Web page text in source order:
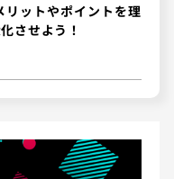
ットやポイントを理
させよう！